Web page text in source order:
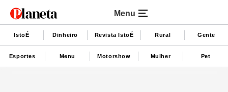
Menu
IstoÉ Dinheiro Revista IstoÉ Rural Gente
Esportes Menu Motorshow Mulher Pet